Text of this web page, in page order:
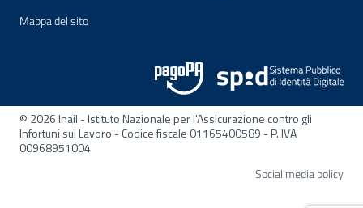
Mappa del sitoSito interno - Apre nella stessa finestra
© 2026 Inail - Istituto Nazionale per l'Assicurazione contro gli
Infortuni sul Lavoro - Codice fiscale 01165400589 - P. IVA
00968951004
Social media policy